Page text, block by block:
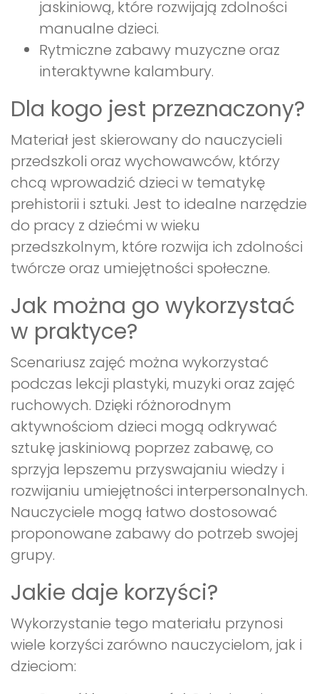
jaskiniową, które rozwijają zdolności
manualne dzieci.
Rytmiczne zabawy muzyczne oraz
interaktywne kalambury.
Dla kogo jest przeznaczony?
Materiał jest skierowany do nauczycieli
przedszkoli oraz wychowawców, którzy
chcą wprowadzić dzieci w tematykę
prehistorii i sztuki. Jest to idealne narzędzie
do pracy z dziećmi w wieku
przedszkolnym, które rozwija ich zdolności
twórcze oraz umiejętności społeczne.
Jak można go wykorzystać
w praktyce?
Scenariusz zajęć można wykorzystać
podczas lekcji plastyki, muzyki oraz zajęć
ruchowych. Dzięki różnorodnym
aktywnościom dzieci mogą odkrywać
sztukę jaskiniową poprzez zabawę, co
sprzyja lepszemu przyswajaniu wiedzy i
rozwijaniu umiejętności interpersonalnych.
Nauczyciele mogą łatwo dostosować
proponowane zabawy do potrzeb swojej
grupy.
Jakie daje korzyści?
Wykorzystanie tego materiału przynosi
wiele korzyści zarówno nauczycielom, jak i
dzieciom: